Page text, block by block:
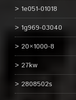
1e051-01018
1g969-03040
20×1000-8
27kw
2808502s